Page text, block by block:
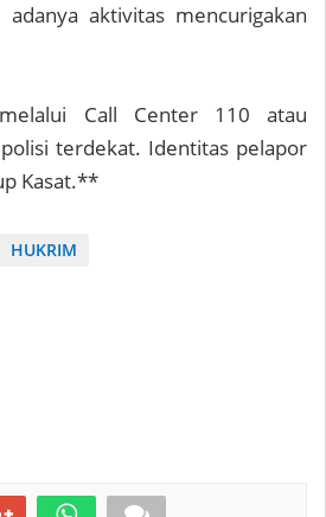
aktivitas mencurigakan
Call Center 110 atau
terdekat. Identitas pelapor
Kasat.**
HUKRIM